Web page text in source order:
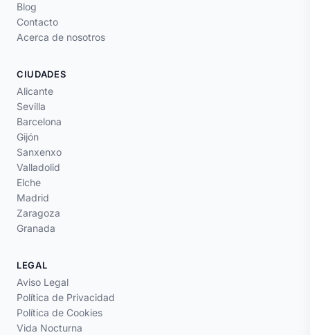
Blog
Contacto
Acerca de nosotros
CIUDADES
Alicante
Sevilla
Barcelona
Gijón
Sanxenxo
Valladolid
Elche
Madrid
Zaragoza
Granada
LEGAL
Aviso Legal
Política de Privacidad
Política de Cookies
Vida Nocturna